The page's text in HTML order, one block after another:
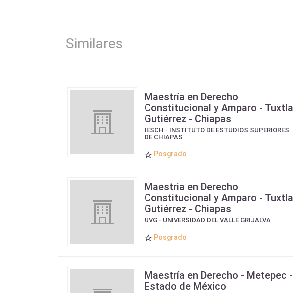
Similares
Maestría en Derecho
Constitucional y Amparo - Tuxtla
Gutiérrez - Chiapas
IESCH - INSTITUTO DE ESTUDIOS SUPERIORES
DE CHIAPAS
Posgrado
Maestria en Derecho
Constitucional y Amparo - Tuxtla
Gutiérrez - Chiapas
UVG - UNIVERSIDAD DEL VALLE GRIJALVA
Posgrado
Maestría en Derecho - Metepec -
Estado de México